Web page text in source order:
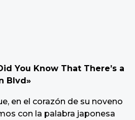
You Know That There’s a
Blvd»
en el corazón de su noveno
con la palabra japonesa